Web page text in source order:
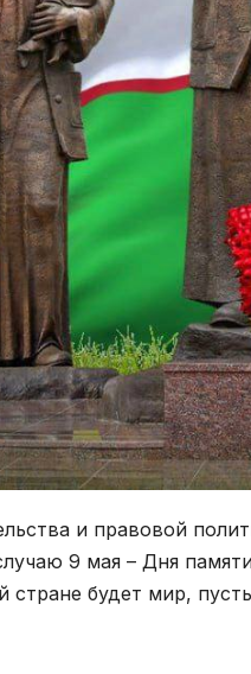
и правовой
9 мая – Дня
стране будет мир,